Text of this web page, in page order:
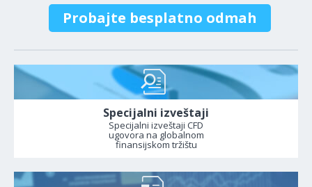
Probajte besplatno odmah
Specijalni izveštaji
Specijalni izveštaji CFD
ugovora na globalnom
finansijskom tržištu